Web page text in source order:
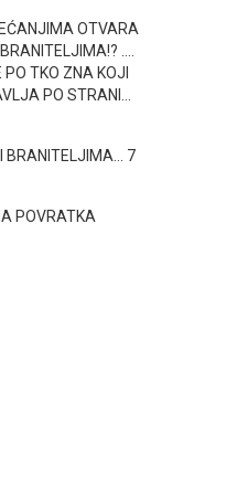
OTVARA
….
TKO ZNA KOJI
PO STRANI…
BRANITELJIMA…
7
POVRATKA